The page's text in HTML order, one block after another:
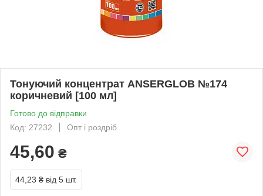
Тонуючий концентрат ANSERGLOB №174
коричневий [100 мл]
Готово до відправки
Код: 27232
Опт і роздріб
45,60 ₴
44,23 ₴ від 5 шт.